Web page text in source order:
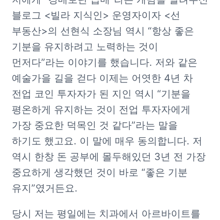
블로그 <빌라 지식인> 운영자이자 <선
부동산>의 선현식 소장님 역시 “항상 좋은
기분을 유지하려고 노력하는 것이
먼저다”라는 이야기를 했습니다. 저와 같은
예술가을 길을 걷다 이제는 어엿한 4년 차
전업 코인 투자자가 된 지인 역시 “기분을
평온하게 유지하는 것이 전업 투자자에게
가장 중요한 덕목인 것 같다”라는 말을
하기도 했고요. 이 말에 매우 동의합니다. 저
역시 한창 돈 공부에 몰두해있던 3년 전 가장
중요하게 생각했던 것이 바로 “좋은 기분
유지”였거든요.
당시 저는 평일에는 치과에서 아르바이트를